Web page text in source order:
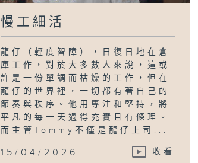
慢工細活
龍仔（輕度智障），日復日地在倉
庫工作，對於大多數人來說，這或
許是一份單調而枯燥的工作，但在
龍仔的世界裡，一切都有著自己的
節奏與秩序。他用專注和堅持，將
平凡的每一天過得充實且有條理。
而主管Tommy不僅是龍仔上司...
15/04/2026 收看